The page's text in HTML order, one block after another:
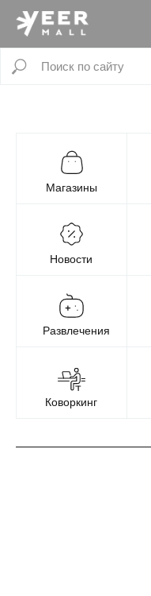
Магазины
Новости
Развлечения
Коворкинг